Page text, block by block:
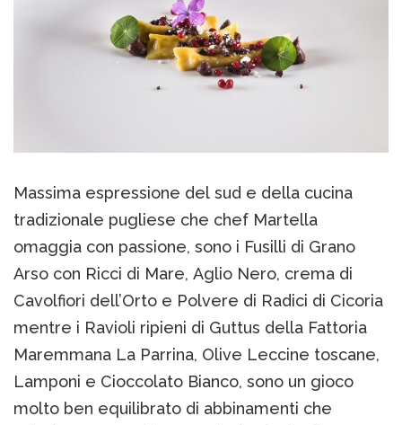
Massima espressione del sud e della cucina
tradizionale pugliese che chef Martella
omaggia con passione, sono i Fusilli di Grano
Arso con Ricci di Mare, Aglio Nero, crema di
Cavolfiori dell’Orto e Polvere di Radici di Cicoria
mentre i Ravioli ripieni di Guttus della Fattoria
Maremmana La Parrina, Olive Leccine toscane,
Lamponi e Cioccolato Bianco, sono un gioco
molto ben equilibrato di abbinamenti che